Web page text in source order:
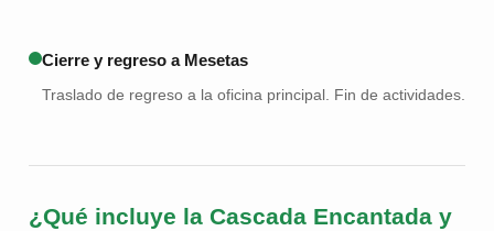
Cierre y regreso a Mesetas
Traslado de regreso a la oficina principal. Fin de actividades.
¿Qué incluye la Cascada Encantada y